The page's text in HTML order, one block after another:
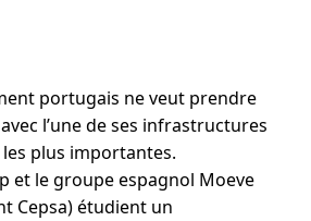
portugais ne veut prendre
l’une de ses infrastructures
plus importantes.
et le groupe espagnol Moeve
Cepsa) étudient un